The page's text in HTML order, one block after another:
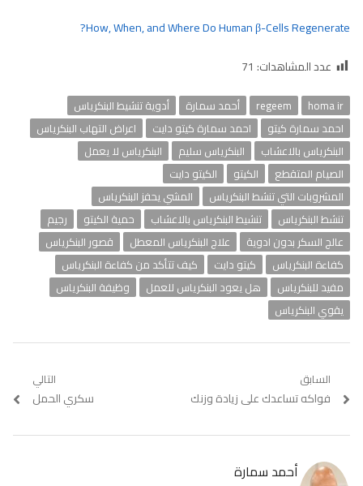
How, When, and Where Do Human β-Cells Regenerate?
عدد المشاهدات: 71
homa ir
regeem أحمد سمارة
أدوية تنشيط البنكرياس
احمد سمارة كيتو
احمد سمارة كيتو دايت
اعراض التهاب البنكرياس
البنكرياس بالاعشاب
البنكرياس سليم
البنكرياس لا يعمل
الصيام المتقطع
الكيتو
الكيتو دايت
المشروبات التي تنشط البنكرياس
المشي يحفز البنكرياس
تنشط البنكرياس
تنشيط البنكرياس بالاعشاب حمية الكيتو
رجيم
عالج السكر بدون ادوية
علاج البنكرياس المعطل
قصور البنكرياس
كفاءة البنكرياس
كيتو دايت
كيف تتأكد من كفاءة البنكرياس
مفيد للبنكرياس
هل يعود البنكرياس للعمل
وظيفة البنكرياس
يقوي البنكرياس
تصفّح
المقالات
السابق
Previous
فواكه تساعدك على زيادة وزنك
التالي
Next
سكري الحمل
أحمد سمارة